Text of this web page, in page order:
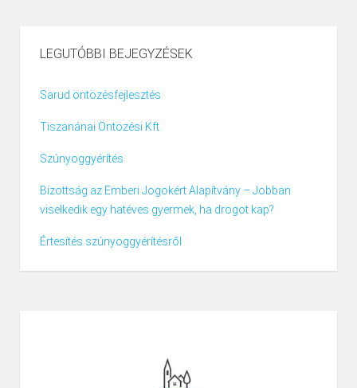
LEGUTÓBBI BEJEGYZÉSEK
Sarud öntözésfejlesztés
Tiszanánai Öntözési Kft.
Szúnyoggyérítés
Bizottság az Emberi Jogokért Alapítvány – Jobban
viselkedik egy hatéves gyermek, ha drogot kap?
Értesítés szúnyoggyérítésről